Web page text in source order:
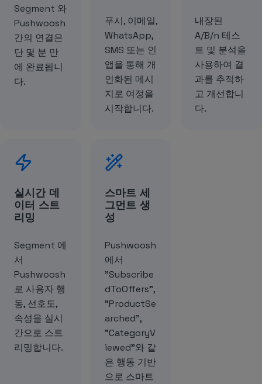
Segment 와
Pushwoosh
간의 연결은
단 몇 분 만
에 완료됩니
다.
푸시, 이메일,
WhatsApp,
SMS 또는 인
앱을 통해 개
인화된 메시
지로 여정을
시작합니다.
내장된
A/B/n 테스
트 및 분석을
사용하여 결
과를 추적하
고 개선합니
다.
실시간 데
이터 스트
리밍
Segment 에
서
Pushwoosh
로 사용자 행
동, 선호도,
속성을 실시
간으로 스트
리밍합니다.
스마트 세
그먼트 생
성
Pushwoosh
에서
"Subscribe
dToOffers",
"ProductSe
arched",
"CategoryV
iewed"와 같
은 행동 기반
으로 스마트